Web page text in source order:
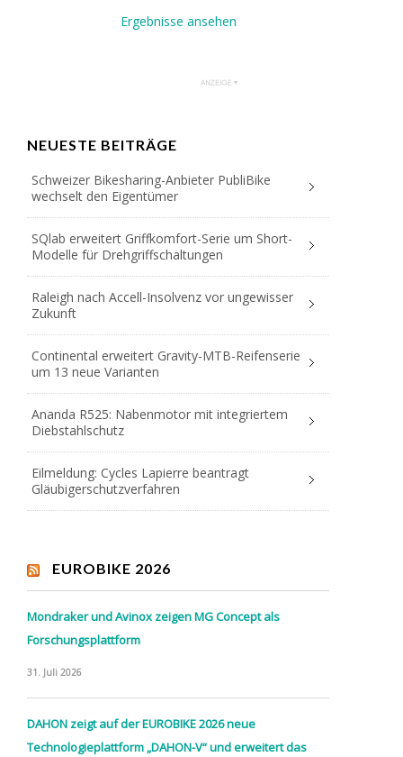
Ergebnisse ansehen
NEUESTE BEITRÄGE
Schweizer Bikesharing-Anbieter PubliBike
wechselt den Eigentümer
SQlab erweitert Griffkomfort-Serie um Short-
Modelle für Drehgriffschaltungen
Raleigh nach Accell-Insolvenz vor ungewisser
Zukunft
Continental erweitert Gravity-MTB-Reifenserie
um 13 neue Varianten
Ananda R525: Nabenmotor mit integriertem
Diebstahlschutz
Eilmeldung: Cycles Lapierre beantragt
Gläubigerschutzverfahren
EUROBIKE 2026
Mondraker und Avinox zeigen MG Concept als
Forschungsplattform
31. Juli 2026
DAHON zeigt auf der EUROBIKE 2026 neue
Technologieplattform „DAHON-V“ und erweitert das